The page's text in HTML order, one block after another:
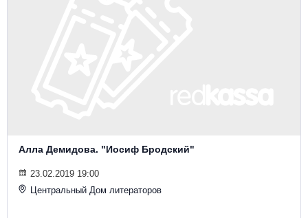
Алла Демидова. "Иосиф Бродский"
23.02.2019 19:00
Центральный Дом литераторов